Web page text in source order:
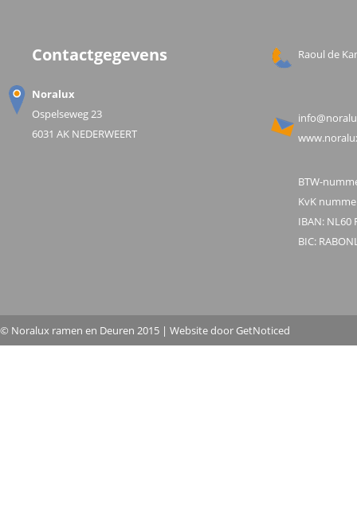
Contactgegevens
Noralux
Ospelseweg 23
6031 AK NEDERWEERT
Raoul de
BTW-
KvK
IBAN: NL60
BIC:
© Noralux ramen en Deuren 2015 | Website door GetNoticed